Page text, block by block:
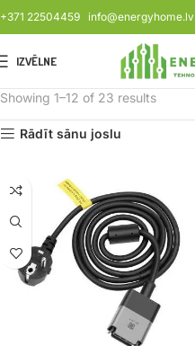
+371 22504459 info@energyhome.lv
IZVĒLNE
Showing 1–12 of 23 results
Rādīt sānu joslu